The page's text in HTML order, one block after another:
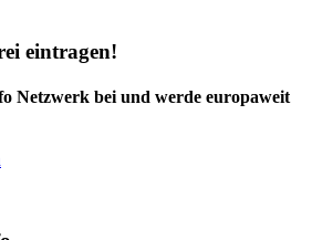
eintragen!
Netzwerk bei und werde europaweit